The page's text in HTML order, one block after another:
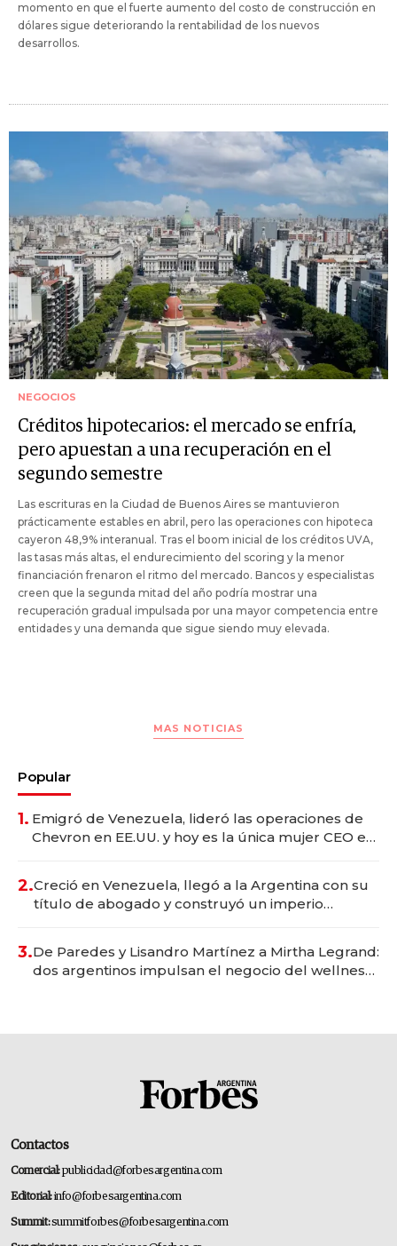
momento en que el fuerte aumento del costo de construcción en
dólares sigue deteriorando la rentabilidad de los nuevos
desarrollos.
NEGOCIOS
Créditos hipotecarios: el mercado se enfría,
pero apuestan a una recuperación en el
segundo semestre
Las escrituras en la Ciudad de Buenos Aires se mantuvieron
prácticamente estables en abril, pero las operaciones con hipoteca
cayeron 48,9% interanual. Tras el boom inicial de los créditos UVA,
las tasas más altas, el endurecimiento del scoring y la menor
financiación frenaron el ritmo del mercado. Bancos y especialistas
creen que la segunda mitad del año podría mostrar una
recuperación gradual impulsada por una mayor competencia entre
entidades y una demanda que sigue siendo muy elevada.
MAS NOTICIAS
Popular
1. Emigró de Venezuela, lideró las operaciones de
Chevron en EE.UU. y hoy es la única mujer CEO en
2.Creció en Venezuela, llegó a la Argentina con su
título de abogado y construyó un imperio
3.De Paredes y Lisandro Martínez a Mirtha Legrand:
dos argentinos impulsan el negocio del wellness
Contactos
Comercial:publicidad@forbesargentina.com
Editorial:info@forbesargentina.com
Summit:summitforbes@forbesargentina.com